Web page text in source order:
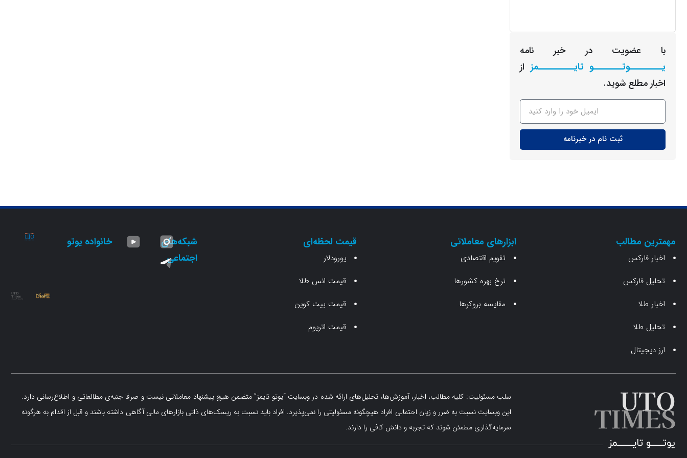
با عضویت در خبر نامه
یـــــــــوتــــــــو تایــــــــــمز از
اخبار مطلع شوید.
ثبت نام در خبرنامه
مهمترین مطالب
اخبار فارکس
تحلیل فارکس
اخبار طلا
تحلیل طلا
ارز دیجیتال
ابزارهای معاملاتی
تقویم اقتصادی
نرخ بهره کشورها
مقایسه بروکرها
قیمت لحظه‌ای
یورودلار
قیمت انس طلا
قیمت بیت کوین
قیمت اتریوم
شبکه‌های
اجتماعی
خانواده یوتو
سلب مسئولیت: کلیه مطالب، اخبار، آموزش‌ها، تحلیل‌های ارائه شده در وبسایت “یوتو تایمز” متضمن هیچ پیشنهاد معاملاتی نیست و صرفا جنبه‌ی مطالعاتی و اطلاع‌رسانی دارد.
این وبسایت نسبت به ضرر و زیان احتمالی افراد هیچگونه مسئولیتی را نمی‌پذیرد. افراد باید نسبت به ریسک‌های ذاتی بازارهای مالی آگاهی داشته باشند و قبل از اقدام به هرگونه
سرمایه‌گذاری مطمئن شوند که تجربه و دانش کافی را دارند.